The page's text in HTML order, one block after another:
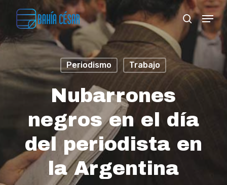
main
search
Menu
Periodismo Trabajo
Nubarrones
negros en el día
del periodista en
la Argentina
Close
Menu